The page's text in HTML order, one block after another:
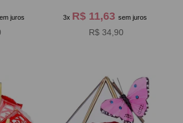
juros 3x R$ 11,63 sem juros
R$ 34,90